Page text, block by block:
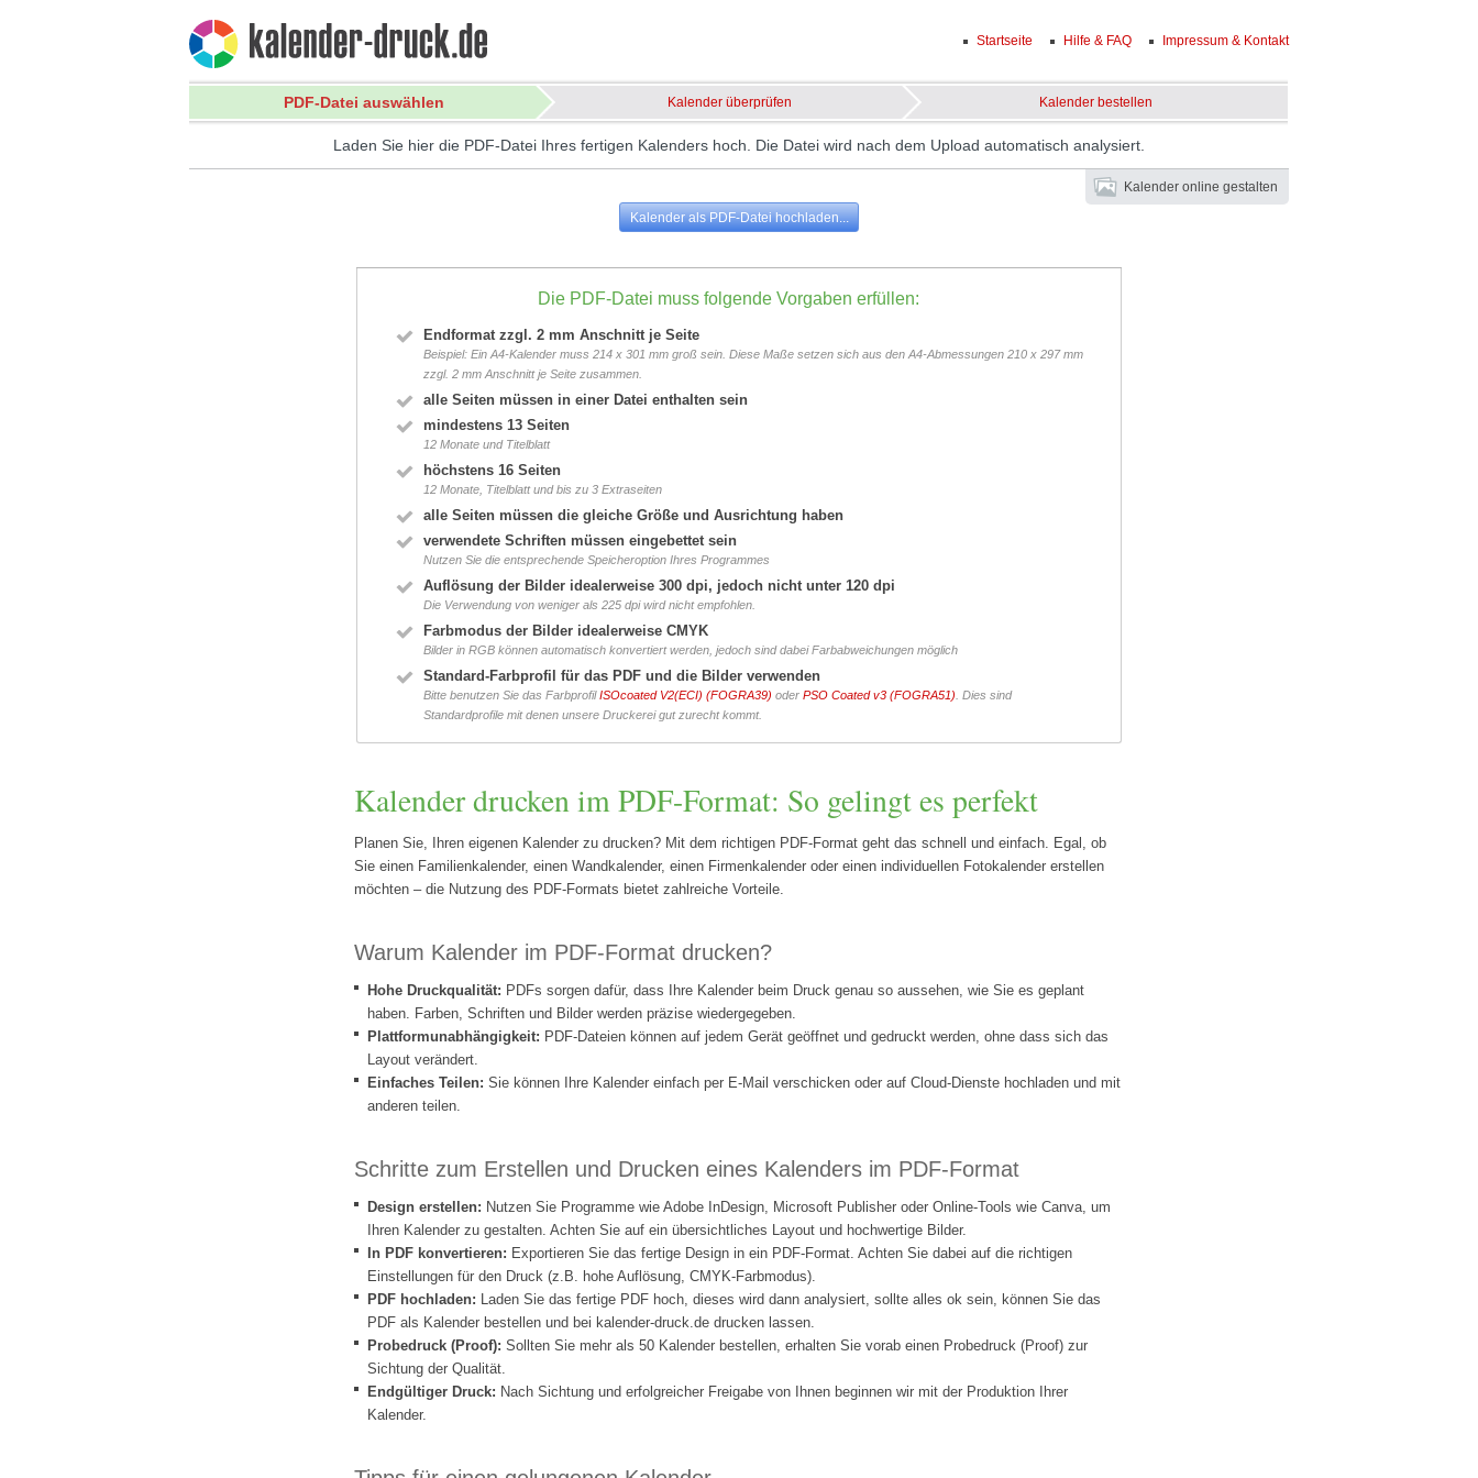
Startseite Hilfe & FAQ Impressum & Kontakt
PDF-Datei auswählen Kalender überprüfen Kalender bestellen
Laden Sie hier die PDF-Datei Ihres fertigen Kalenders hoch. Die Datei wird nach dem Upload automatisch analysiert.
Kalender online gestalten
Kalender als PDF-Datei hochladen...
Die PDF-Datei muss folgende Vorgaben erfüllen:
Endformat zzgl. 2 mm Anschnitt je Seite
Beispiel: Ein A4-Kalender muss 214 x 301 mm groß sein. Diese Maße setzen sich aus den A4-Abmessungen 210 x 297 mm
zzgl. 2 mm Anschnitt je Seite zusammen.
alle Seiten müssen in einer Datei enthalten sein
mindestens 13 Seiten
12 Monate und Titelblatt
höchstens 16 Seiten
12 Monate, Titelblatt und bis zu 3 Extraseiten
alle Seiten müssen die gleiche Größe und Ausrichtung haben
verwendete Schriften müssen eingebettet sein
Nutzen Sie die entsprechende Speicheroption Ihres Programmes
Auflösung der Bilder idealerweise 300 dpi, jedoch nicht unter 120 dpi
Die Verwendung von weniger als 225 dpi wird nicht empfohlen.
Farbmodus der Bilder idealerweise CMYK
Bilder in RGB können automatisch konvertiert werden, jedoch sind dabei Farbabweichungen möglich
Standard-Farbprofil für das PDF und die Bilder verwenden
Bitte benutzen Sie das FarbprofilISOcoated V2(ECI) (FOGRA39) oderPSO Coated v3 (FOGRA51) . Dies sind
Standardprofile mit denen unsere Druckerei gut zurecht kommt.
Kalender drucken im PDF-Format: So gelingt es perfekt
Planen Sie, Ihren eigenen Kalender zu drucken? Mit dem richtigen PDF-Format geht das schnell und einfach. Egal, ob
Sie einen Familienkalender, einen Wandkalender, einen Firmenkalender oder einen individuellen Fotokalender erstellen
möchten – die Nutzung des PDF-Formats bietet zahlreiche Vorteile.
Warum Kalender im PDF-Format drucken?
Hohe Druckqualität: PDFs sorgen dafür, dass Ihre Kalender beim Druck genau so aussehen, wie Sie es geplant
haben. Farben, Schriften und Bilder werden präzise wiedergegeben.
Plattformunabhängigkeit: PDF-Dateien können auf jedem Gerät geöffnet und gedruckt werden, ohne dass sich das
Layout verändert.
Einfaches Teilen: Sie können Ihre Kalender einfach per E-Mail verschicken oder auf Cloud-Dienste hochladen und mit
anderen teilen.
Schritte zum Erstellen und Drucken eines Kalenders im PDF-Format
Design erstellen: Nutzen Sie Programme wie Adobe InDesign, Microsoft Publisher oder Online-Tools wie Canva, um
Ihren Kalender zu gestalten. Achten Sie auf ein übersichtliches Layout und hochwertige Bilder.
In PDF konvertieren: Exportieren Sie das fertige Design in ein PDF-Format. Achten Sie dabei auf die richtigen
Einstellungen für den Druck (z.B. hohe Auflösung, CMYK-Farbmodus).
PDF hochladen: Laden Sie das fertige PDF hoch, dieses wird dann analysiert, sollte alles ok sein, können Sie das
PDF als Kalender bestellen und bei kalender-druck.de drucken lassen.
Probedruck (Proof): Sollten Sie mehr als 50 Kalender bestellen, erhalten Sie vorab einen Probedruck (Proof) zur
Sichtung der Qualität.
Endgültiger Druck: Nach Sichtung und erfolgreicher Freigabe von Ihnen beginnen wir mit der Produktion Ihrer
Kalender.